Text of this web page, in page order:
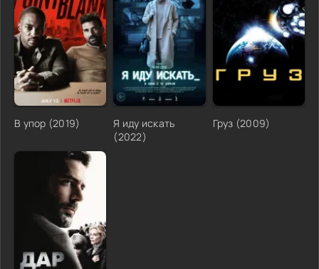
В упор (2019)
Я иду искать
(2022)
Груз (2009)